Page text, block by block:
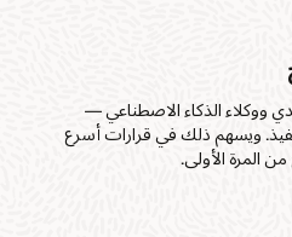
ووكلاء الذكاء الاصطناعي —
ويسهم ذلك في قرارات أسرع
المرة الأولى.